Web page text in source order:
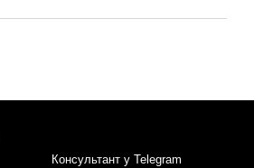
Консультант у Telegram